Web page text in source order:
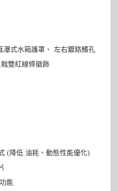
瀑式水箱護罩、 左右鍍鉻鰭孔
雙紅線條徽飾
(降低 油耗、動態性能優化)
能